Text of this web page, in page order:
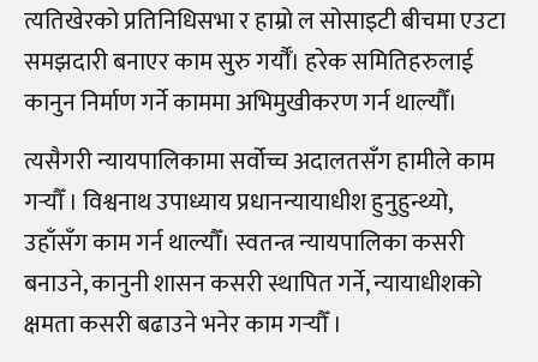
त्यतिखेरको प्रतिनिधिसभा र हाम्रो ल सोसाइटी बीचमा एउटा
समझदारी बनाएर काम सुरु गर्यौँ। हरेक समितिहरुलाई
कानुन निर्माण गर्ने काममा अभिमुखीकरण गर्न थाल्यौँ।
त्यसैगरी न्यायपालिकामा सर्वोच्च अदालतसँग हामीले काम
गर्‍यौँ । विश्वनाथ उपाध्याय प्रधानन्यायाधीश हुनुहुन्थ्यो,
उहाँसँग काम गर्न थाल्यौँ। स्वतन्त्र न्यायपालिका कसरी
बनाउने, कानुनी शासन कसरी स्थापित गर्ने, न्यायाधीशको
क्षमता कसरी बढाउने भनेर काम गर्‍यौँ ।